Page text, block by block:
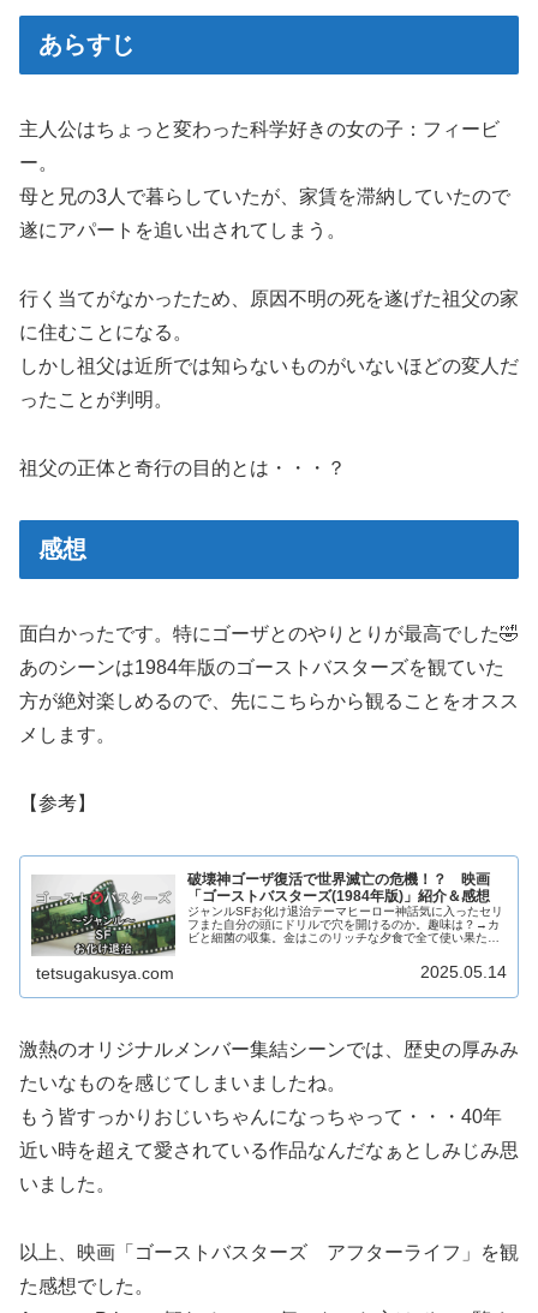
あらすじ
主人公はちょっと変わった科学好きの女の子：フィービ
ー。
母と兄の3人で暮らしていたが、家賃を滞納していたので
遂にアパートを追い出されてしまう。
行く当てがなかったため、原因不明の死を遂げた祖父の家
に住むことになる。
しかし祖父は近所では知らないものがいないほどの変人だ
ったことが判明。
祖父の正体と奇行の目的とは・・・？
感想
面白かったです。特にゴーザとのやりとりが最高でした🤣
あのシーンは1984年版のゴーストバスターズを観ていた
方が絶対楽しめるので、先にこちらから観ることをオスス
メします。
【参考】
破壊神ゴーザ復活で世界滅亡の危機！？ 映画
「ゴーストバスターズ(1984年版)」紹介＆感想
ジャンルSFお化け退治テーマヒーロー神話気に入ったセリ
フまた自分の頭にドリルで穴を開けるのか。趣味は？→カ
ビと細菌の収集。金はこのリッチな夕食で全て使い果たし
tetsugakusya.com 2025.05.14
激熱のオリジナルメンバー集結シーンでは、歴史の厚みみ
たいなものを感じてしまいましたね。
もう皆すっかりおじいちゃんになっちゃって・・・40年
近い時を超えて愛されている作品なんだなぁとしみじみ思
いました。
以上、映画「ゴーストバスターズ アフターライフ」を観
た感想でした。